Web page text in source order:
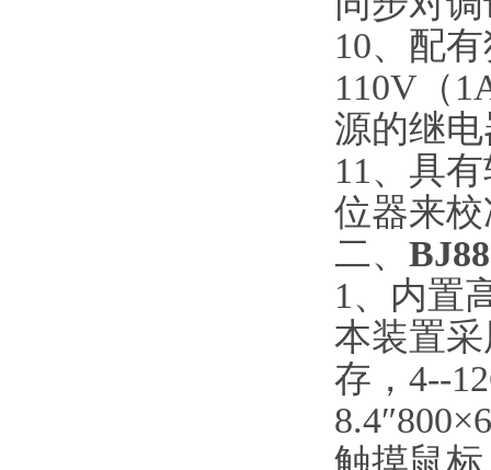
10、配
110V（
源的继
11、具
位器来
二、
1、内置
本装置
存，4--
触摸鼠